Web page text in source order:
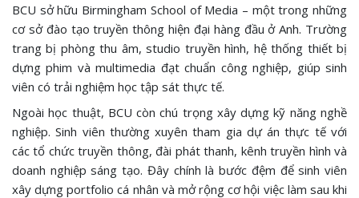
BCU sở hữu Birmingham School of Media – một trong những
cơ sở đào tạo truyền thông hiện đại hàng đầu ở Anh. Trường
trang bị phòng thu âm, studio truyền hình, hệ thống thiết bị
dựng phim và multimedia đạt chuẩn công nghiệp, giúp sinh
viên có trải nghiệm học tập sát thực tế.
Ngoài học thuật, BCU còn chú trọng xây dựng kỹ năng nghề
nghiệp. Sinh viên thường xuyên tham gia dự án thực tế với
các tổ chức truyền thông, đài phát thanh, kênh truyền hình và
doanh nghiệp sáng tạo. Đây chính là bước đệm để sinh viên
xây dựng portfolio cá nhân và mở rộng cơ hội việc làm sau khi